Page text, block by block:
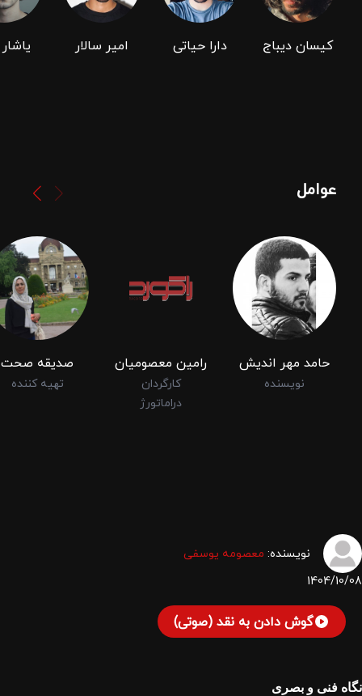
کیسان دیباج دارا حیاتی امیر سالار
عوامل
حامد مهر اندیش
نویسنده
رامین معصومیان
کارگردان
دراماتورژ
صدیقه صحت
تهیه کننده
نویسنده: معصومه یوسفی
1404/10/08
گوش دادن به نقد (صوتی)
نگاه فنی و بصری